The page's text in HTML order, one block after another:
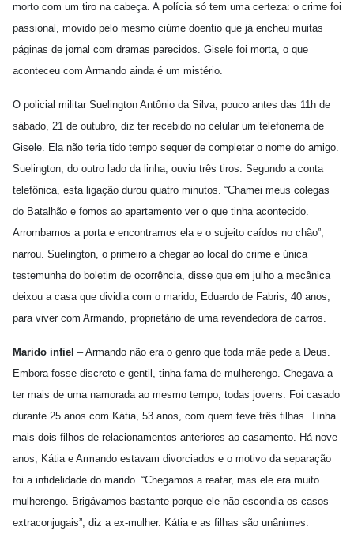
morto com um tiro na cabeça. A polícia só tem uma certeza: o crime foi
passional, movido pelo mesmo ciúme doentio que já encheu muitas
páginas de jornal com dramas parecidos. Gisele foi morta, o que
aconteceu com Armando ainda é um mistério.
O policial militar Suelington Antônio da Silva, pouco antes das 11h de
sábado, 21 de outubro, diz ter recebido no celular um telefonema de
Gisele. Ela não teria tido tempo sequer de completar o nome do amigo.
Suelington, do outro lado da linha, ouviu três tiros. Segundo a conta
telefônica, esta ligação durou quatro minutos. “Chamei meus colegas
do Batalhão e fomos ao apartamento ver o que tinha acontecido.
Arrombamos a porta e encontramos ela e o sujeito caídos no chão”,
narrou. Suelington, o primeiro a chegar ao local do crime e única
testemunha do boletim de ocorrência, disse que em julho a mecânica
deixou a casa que dividia com o marido, Eduardo de Fabris, 40 anos,
para viver com Armando, proprietário de uma revendedora de carros.
Marido infiel – Armando não era o genro que toda mãe pede a Deus.
Embora fosse discreto e gentil, tinha fama de mulherengo. Chegava a
ter mais de uma namorada ao mesmo tempo, todas jovens. Foi casado
durante 25 anos com Kátia, 53 anos, com quem teve três filhas. Tinha
mais dois filhos de relacionamentos anteriores ao casamento. Há nove
anos, Kátia e Armando estavam divorciados e o motivo da separação
foi a infidelidade do marido. “Chegamos a reatar, mas ele era muito
mulherengo. Brigávamos bastante porque ele não escondia os casos
extraconjugais”, diz a ex-mulher. Kátia e as filhas são unânimes: